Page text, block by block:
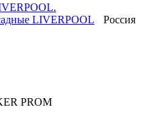
Россия
LIVERPOOL
PROM